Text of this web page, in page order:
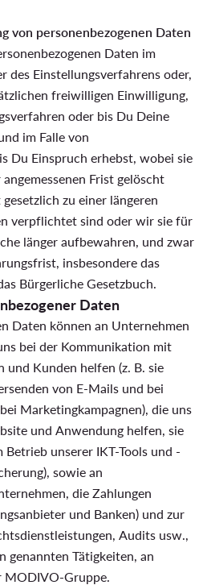
von personenbezogenen Daten
Daten im
des Einstellungsverfahrens oder,
freiwilligen Einwilligung,
oder bis Du Deine
im Falle von
Du Einspruch erhebst, wobei sie
Frist gelöscht
zu einer längeren
verpflichtet sind oder wir sie für
länger aufbewahren, und zwar
insbesondere das
Bürgerliche Gesetzbuch.
Daten
Daten können an Unternehmen
bei der Kommunikation mit
und Kunden helfen (z. B. sie
von E-Mails und bei
Marketingkampagnen), die uns
und Anwendung helfen, sie
unserer IKT-Tools und -
sowie an
die Zahlungen
und Banken) und zur
Audits usw.,
genannten Tätigkeiten, an
MODIVO-Gruppe.